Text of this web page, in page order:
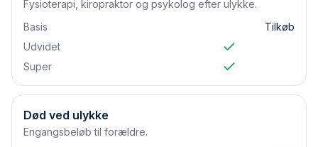
Fysioterapi, kiropraktor og psykolog efter ulykke.
Basis
Tilkøb
Udvidet
Super
Død ved ulykke
Engangsbeløb til forældre.